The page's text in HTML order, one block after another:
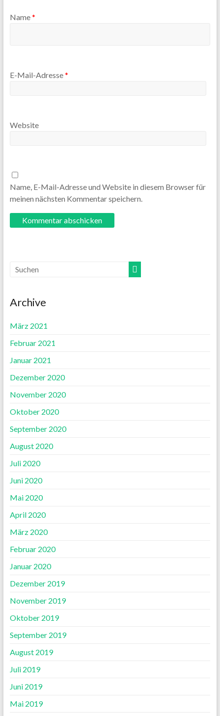
Name*
E-Mail-Adresse*
Website
Name, E-Mail-Adresse und Website in diesem Browser für
meinen nächsten Kommentar speichern.
Archive
März 2021
Februar 2021
Januar 2021
Dezember 2020
November 2020
Oktober 2020
September 2020
August 2020
Juli 2020
Juni 2020
Mai 2020
April 2020
März 2020
Februar 2020
Januar 2020
Dezember 2019
November 2019
Oktober 2019
September 2019
August 2019
Juli 2019
Juni 2019
Mai 2019